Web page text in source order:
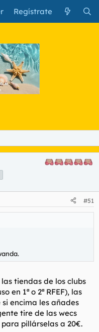
Regístrate
#51
tiendas de los clubs
en 1ª o 2ª RFEF), las
encima les añades
tire de las wecs
pillárselas a 20€.